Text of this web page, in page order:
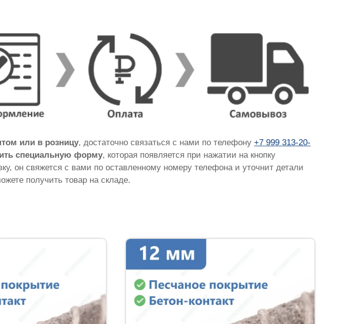
или в розницу, достаточно связаться с нами по телефону+7 999 313-20-
специальную форму, которая появляется при нажатии на кнопку
он свяжется с вами по оставленному номеру телефона и уточнит детали
получить товар на складе.